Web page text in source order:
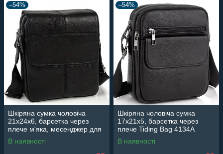
–54%
Шкіряна сумка чоловіча
21х24х6, барсетка через
плече м'яка, месенджер для
гаджетів BEXHILL TD-21334A
В наявності
–54%
Шкіряна чоловіча сумка
17х21х5, барсетка через
плече Tiding Bag 4134A
чорна
В наявності